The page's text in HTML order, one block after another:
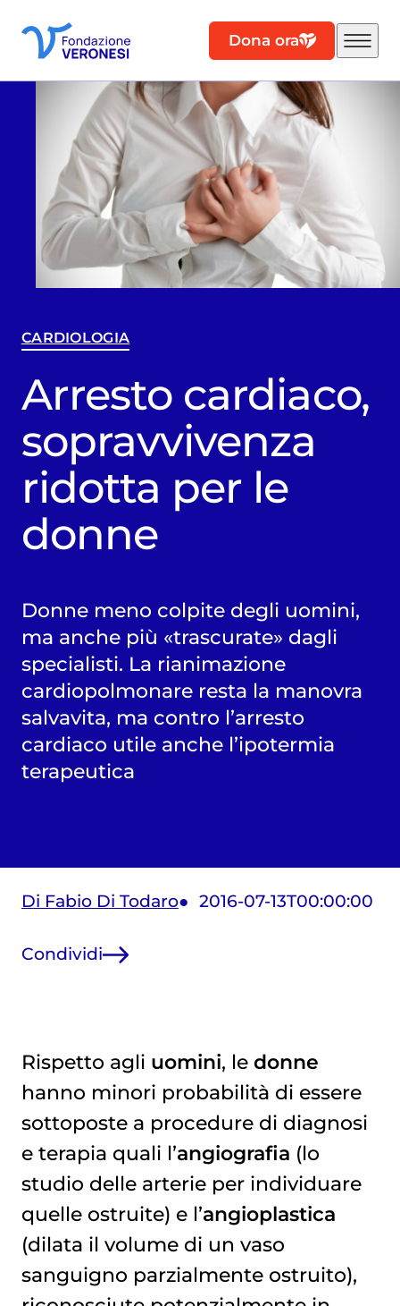
Dona ora
CARDIOLOGIA
Arresto cardiaco,
sopravvivenza
ridotta per le
donne
Donne meno colpite degli uomini,
ma anche più «trascurate» dagli
specialisti. La rianimazione
cardiopolmonare resta la manovra
salvavita, ma contro l’arresto
cardiaco utile anche l’ipotermia
terapeutica
Di Fabio Di Todaro 2016-07-13T00:00:00
Condividi
Rispetto agli uomini, le donne
hanno minori probabilità di essere
sottoposte a procedure di diagnosi
e terapia quali l’angiografia (lo
studio delle arterie per individuare
quelle ostruite) e l’angioplastica
(dilata il volume di un vaso
sanguigno parzialmente ostruito),